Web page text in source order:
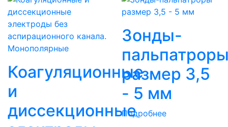
Коагуляционные
и
диссекционные
Зонды-
размер 3,5
- 5 мм
Подробнее